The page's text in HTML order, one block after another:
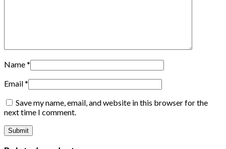
Name*
Email*
Save my name, email, and website in this browser for the
next time I comment.